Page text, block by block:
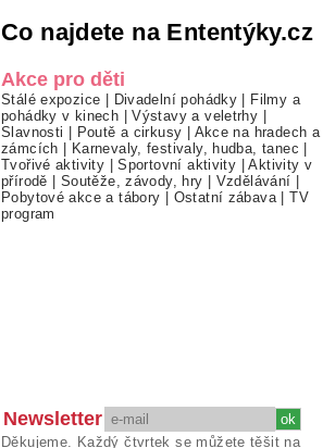
Co najdete na Ententýky.cz
Akce pro děti
Stálé expozice | Divadelní pohádky | Filmy a
pohádky v kinech |Výstavy a veletrhy |
Slavnosti | Poutě a cirkusy | Akce na hradech a
zámcích | Karnevaly, festivaly, hudba, tanec |
Tvořivé aktivity |Sportovní aktivity |Aktivity v
přírodě | Soutěže, závody, hry | Vzdělávání |
Pobytové akce a tábory | Ostatní zábava |TV
program
Newsletter
Děkujeme. Každý čtvrtek se můžete těšit na